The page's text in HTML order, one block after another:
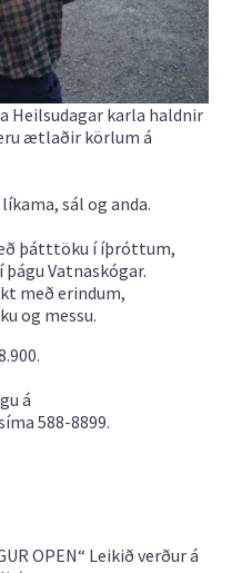
Heilsudagar karla haldnir
ætlaðir körlum á
sál og anda.
þátttöku í íþróttum,
Vatnaskógar.
með erindum,
og messu.
á
588-8899.
OPEN“ Leikið verður á